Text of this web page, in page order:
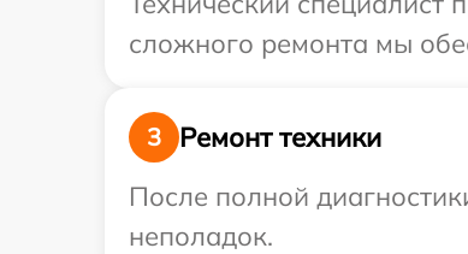
сложного ремонта мы
3
Ремонт техники
После полной
неполадок.